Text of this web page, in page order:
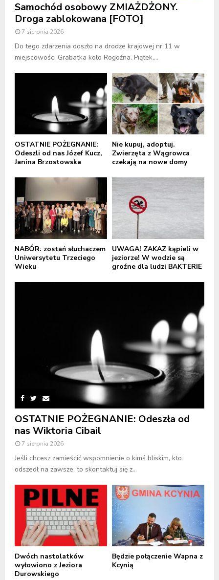
Samochód osobowy ZMIAŻDŻONY.
Droga zablokowana [FOTO]
7 sierpnia 2026
Do tego zdarzenia doszło na drodze krajowej nr 11 w
miejscowości Grabatka koło Rogoźna. Piątek,...
OSTATNIE POŻEGNANIE:
Odeszli od nas Józef Kucz,
Janina Brzostowska
Nie kupuj, adoptuj.
Zwierzęta z Wągrowca
czekają na nowe domy
NABÓR: zostań słuchaczem
Uniwersytetu Trzeciego
Wieku
UWAGA! ZAKAZ kąpieli w
jeziorze! W wodzie są
groźne dla ludzi BAKTERIE
OSTATNIE POŻEGNANIE: Odeszła od
nas Wiktoria Cibail
7 sierpnia 2026
Jeśli chcesz zamieścić wspomnienie o kimś bliskim, kto
odszedł na zawsze, to skontaktuj się z...
Dwóch nastolatków
wyłowiono z Jeziora
Durowskiego
Będzie połączenie Wapna z
Kcynią